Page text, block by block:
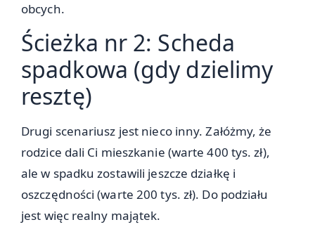
obcych.
Ścieżka nr 2: Scheda
spadkowa (gdy dzielimy
resztę)
Drugi scenariusz jest nieco inny. Załóżmy, że
rodzice dali Ci mieszkanie (warte 400 tys. zł),
ale w spadku zostawili jeszcze działkę i
oszczędności (warte 200 tys. zł). Do podziału
jest więc realny majątek.